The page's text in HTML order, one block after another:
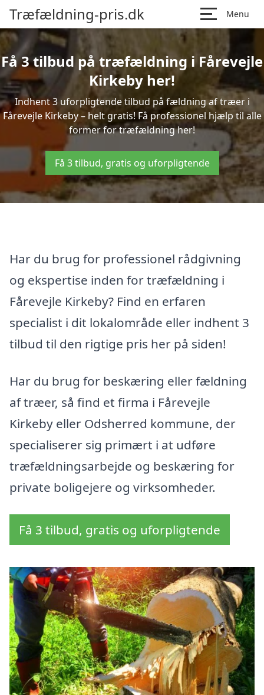
Træfældning-pris.dk Menu
Få 3 tilbud på træfældning i Fårevejle
Kirkeby her!
Indhent 3 uforpligtende tilbud på fældning af træer i
Fårevejle Kirkeby – helt gratis! Få professionel hjælp til alle
former for træfældning her!
Få 3 tilbud, gratis og uforpligtende
Har du brug for professionel rådgivning
og ekspertise inden for træfældning i
Fårevejle Kirkeby? Find en erfaren
specialist i dit lokalområde eller indhent 3
tilbud til den rigtige pris her på siden!
Har du brug for beskæring eller fældning
af træer, så find et firma i Fårevejle
Kirkeby eller Odsherred kommune, der
specialiserer sig primært i at udføre
træfældningsarbejde og beskæring for
private boligejere og virksomheder.
Få 3 tilbud, gratis og uforpligtende